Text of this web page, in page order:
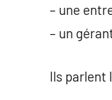
– une
– un
Ils parlent